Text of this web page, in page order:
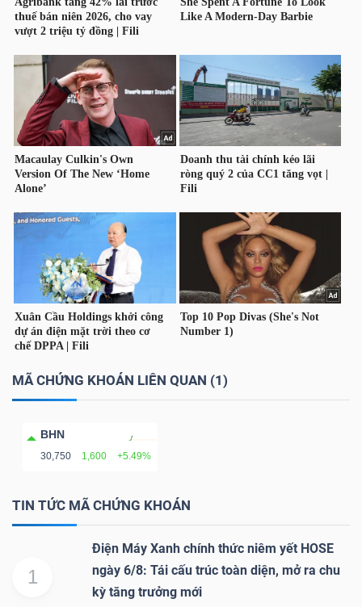
MÃ CHỨNG KHOÁN LIÊN QUAN (1)
BHN
30,750 1,600 +5.49%
TIN TỨC MÃ CHỨNG KHOÁN
1
Điện Máy Xanh chính thức niêm yết HOSE
ngày 6/8: Tái cấu trúc toàn diện, mở ra chu
kỳ tăng trưởng mới
YẾU
TIÊU
DÙNG
THIẾT
YẾU
CHĂM
SÓC
SỨC
KHỎE
TÀI
CHÍNH
NGHỆ